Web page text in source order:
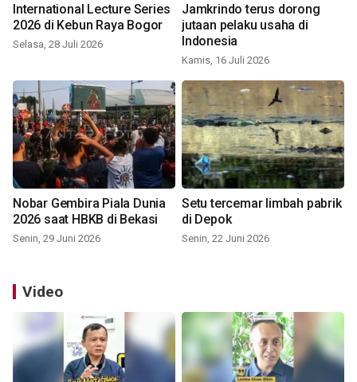
International Lecture Series
2026 di Kebun Raya Bogor
Selasa, 28 Juli 2026
Jamkrindo terus dorong
jutaan pelaku usaha di
Indonesia
Kamis, 16 Juli 2026
Nobar Gembira Piala Dunia
2026 saat HBKB di Bekasi
Senin, 29 Juni 2026
Setu tercemar limbah pabrik
di Depok
Senin, 22 Juni 2026
Video